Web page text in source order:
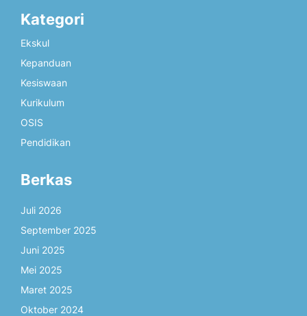
Kategori
Ekskul
Kepanduan
Kesiswaan
Kurikulum
OSIS
Pendidikan
Berkas
Juli 2026
September 2025
Juni 2025
Mei 2025
Maret 2025
Oktober 2024